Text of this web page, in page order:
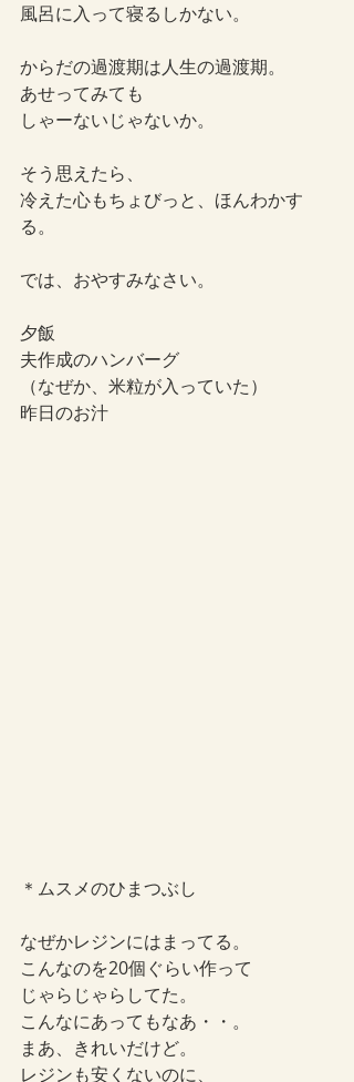
風呂に入って寝るしかない。
からだの過渡期は人生の過渡期。
あせってみても
しゃーないじゃないか。
そう思えたら、
冷えた心もちょびっと、ほんわかす
る。
では、おやすみなさい。
夕飯
夫作成のハンバーグ
（なぜか、米粒が入っていた）
昨日のお汁
＊ムスメのひまつぶし
なぜかレジンにはまってる。
こんなのを20個ぐらい作って
じゃらじゃらしてた。
こんなにあってもなあ・・。
まあ、きれいだけど。
レジンも安くないのに、